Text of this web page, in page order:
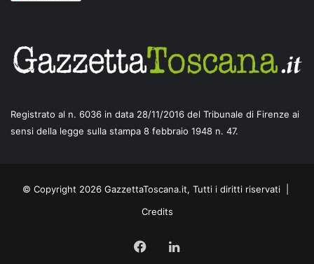
Registrato al n. 6036 in data 28/11/2016 del Tribunale di Firenze ai
sensi della legge sulla stampa 8 febbraio 1948 n. 47.
© Copyright 2026 GazzettaToscana.it, Tutti i diritti riservati |
Credits
FacebookLinkedIn